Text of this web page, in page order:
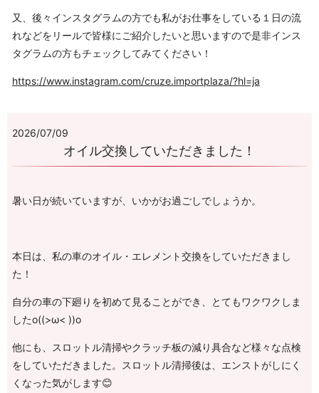
又、後々インスタグラムの方でも私がお仕事をしている１日の流
れなどをリールで皆様にご紹介したいと思いますので是非インス
タグラムの方もチェックしてみてください！
https://www.instagram.com/cruze.importplaza/?hl=ja
2026/07/09
オイル交換していただきました！
暑い日が続いていますが、いかがお過ごしでしょうか。
本日は、私の車のオイル・エレメント交換をしていただきまし
た！
自分の車の下廻りを初めて見ることができ、とてもワクワクしま
したo((>ω< ))o
他にも、スロットル清掃やクラッチ板の減り具合など様々な点検
をしていただきました。スロットル清掃後は、エンストがしにく
くなった気がします😊